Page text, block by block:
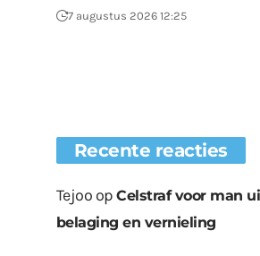
7 augustus 2026 12:25
Recente reacties
Tejoo opCelstraf voor man
belaging en vernieling